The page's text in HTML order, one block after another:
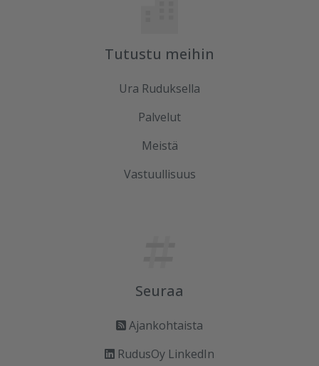
Tutustu meihin
Ura Ruduksella
Palvelut
Meistä
Vastuullisuus
Seuraa
Ajankohtaista
RudusOy LinkedIn